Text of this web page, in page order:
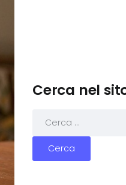
Cerca nel